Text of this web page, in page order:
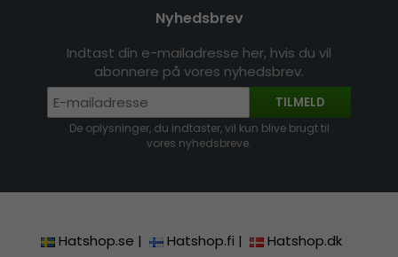
Nyhedsbrev
Indtast din e-mailadresse her, hvis du vil
abonnere på vores nyhedsbrev.
TILMELD
De oplysninger, du indtaster, vil kun blive brugt til
vores nyhedsbreve.
Hatshop.se | Hatshop.fi |
Hatshop.dk